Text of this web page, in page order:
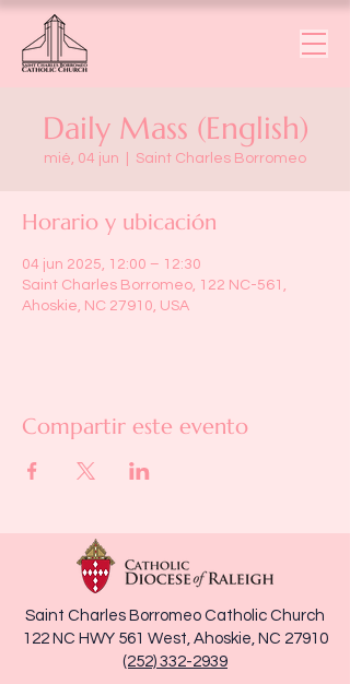
Daily Mass (English)
mié, 04 jun Saint Charles Borromeo
Horario y ubicación
04 jun 2025, 12:00 – 12:30
Saint Charles Borromeo, 122 NC-561,
Ahoskie, NC 27910, USA
Compartir este evento
Saint Charles Borromeo Catholic Church
122 NC HWY 561 West, Ahoskie, NC 27910
(252) 332-2939